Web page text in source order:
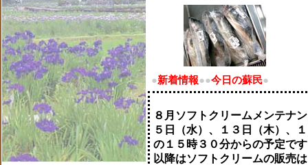
●新着情報●●今日の蘇民●
８月ソフトクリームメンテナ
５日（水）、１３日（木）、
の１５時３０分からの予定で
以降はソフトクリームの販売は